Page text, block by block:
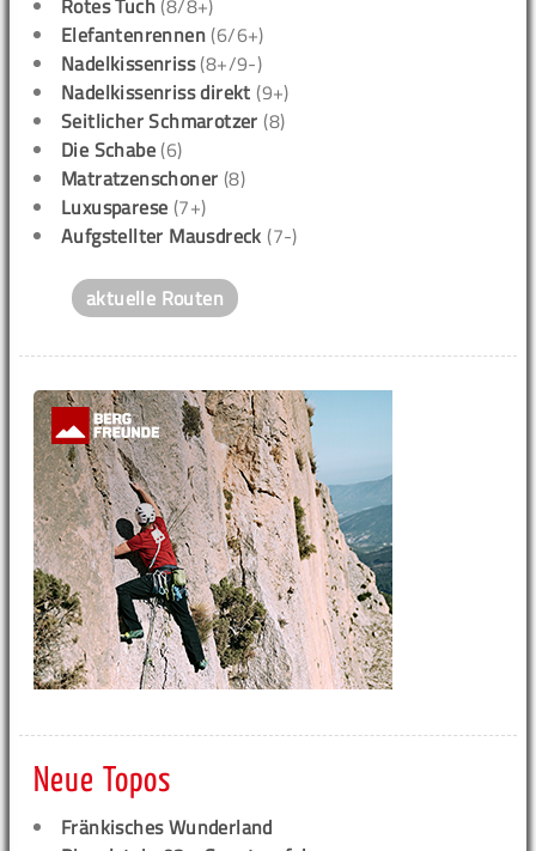
Rotes Tuch (8/8+)
Elefantenrennen (6/6+)
Nadelkissenriss(8+/9-)
Nadelkissenriss direkt (9+)
Seitlicher Schmarotzer (8)
Die Schabe (6)
Matratzenschoner (8)
Luxusparese (7+)
Aufgstellter Mausdreck (7-)
aktuelle Routen
Neue Topos
Fränkisches Wunderland